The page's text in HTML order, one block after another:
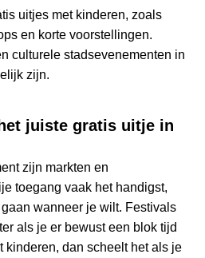
uitjes met kinderen, zoals
en korte voorstellingen.
culturele stadsevenementen in
zijn.
juiste gratis uitje in
zijn markten en
toegang vaak het handigst,
wanneer je wilt. Festivals
als je er bewust een blok tijd
kinderen, dan scheelt het als je